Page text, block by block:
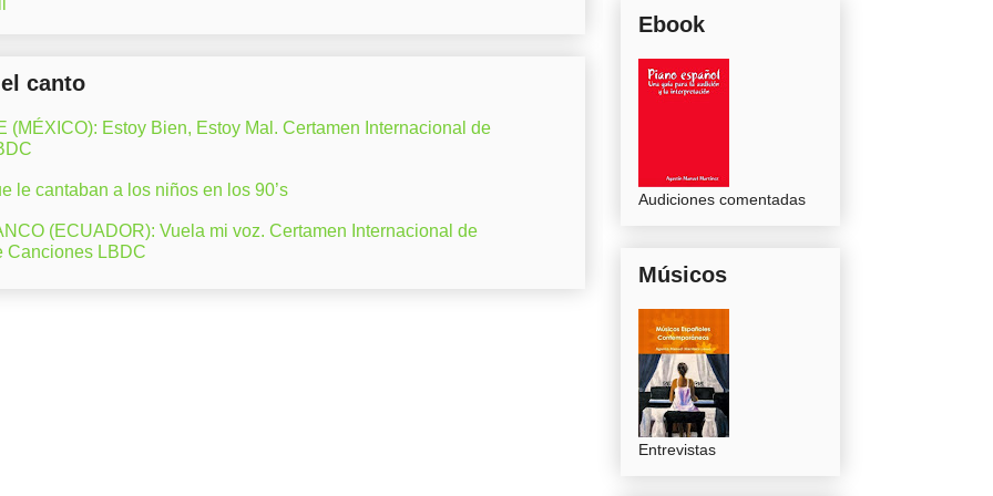
canto
(MÉXICO): Estoy Bien, Estoy Mal. Certamen Internacional de
le cantaban a los niños en los 90’s
(ECUADOR): Vuela mi voz. Certamen Internacional de
Canciones LBDC
Ebook
Audiciones comentadas
Músicos
Entrevistas